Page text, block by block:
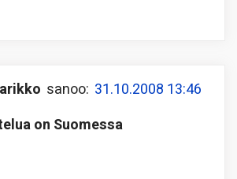
sanoo: 31.10.2008 13:46
on Suomessa